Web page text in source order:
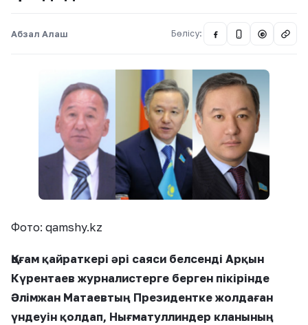
Абзал Алаш Бөлісу: @
Фото: qamshy.kz
Қоғам қайраткері әрі саяси белсенді Арқын
Күрентаев журналистерге берген пікірінде
Әлімжан Матаевтың Президентке жолдаған
үндеуін қолдап, Нығматуллиндер кланының